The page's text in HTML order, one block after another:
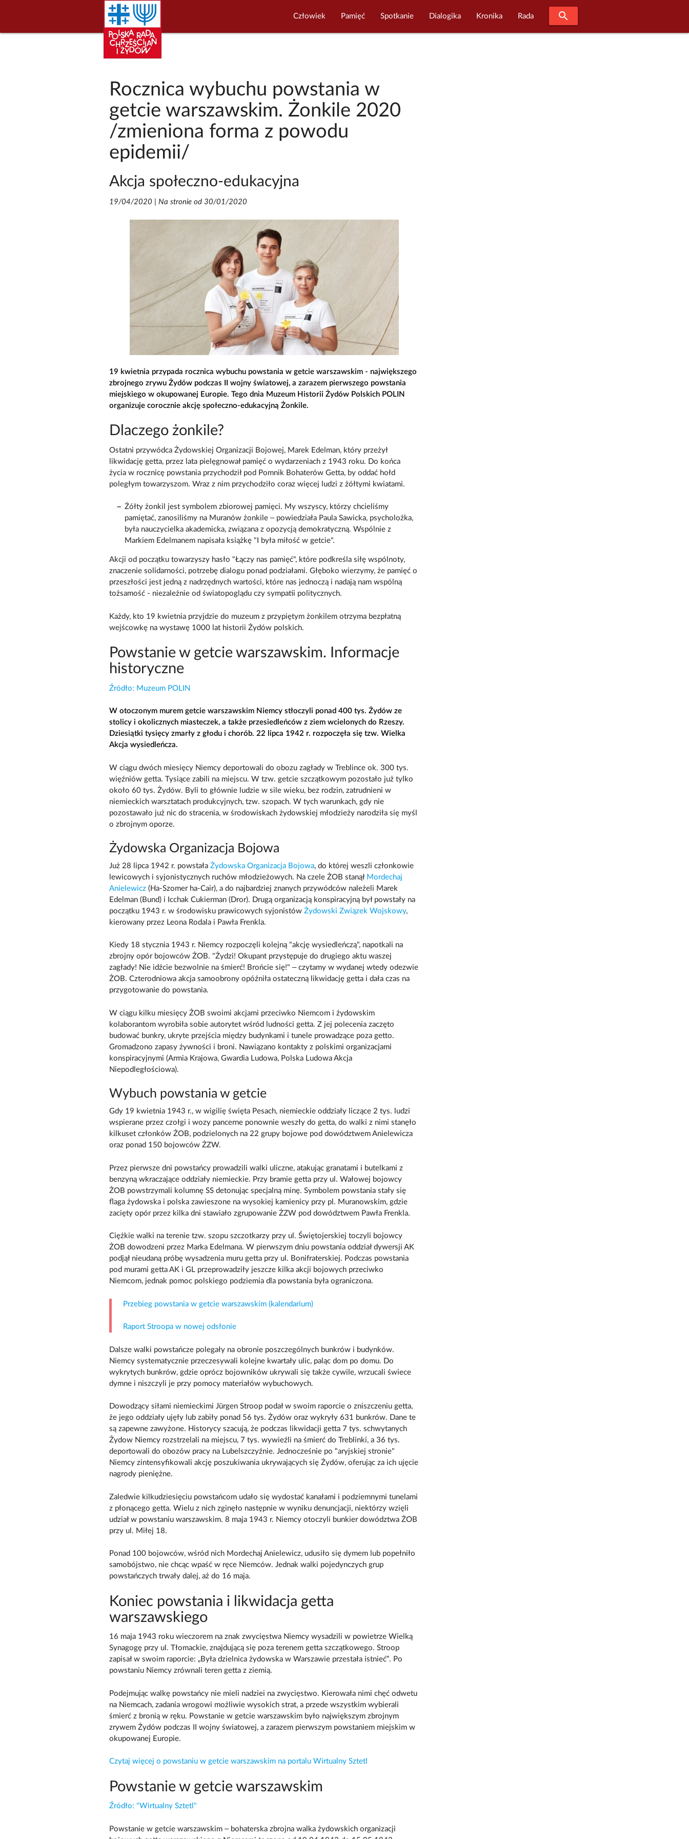
Człowiek Pamięć Spotkanie Dialogika Kronika Rada search
Rocznica wybuchu powstania w
getcie warszawskim. Żonkile 2020
/zmieniona forma z powodu
epidemii/
Akcja społeczno-edukacyjna
19/04/2020| Na stronie od 30/01/2020
19 kwietnia przypada rocznica wybuchu powstania w getcie warszawskim - największego
zbrojnego zrywu Żydów podczas II wojny światowej, a zarazem pierwszego powstania
miejskiego w okupowanej Europie. Tego dnia Muzeum Historii Żydów Polskich POLIN
organizuje corocznie akcję społeczno-edukacyjną Żonkile.
Dlaczego żonkile?
Ostatni przywódca Żydowskiej Organizacji Bojowej, Marek Edelman, który przeżył
likwidację getta, przez lata pielęgnował pamięć o wydarzeniach z 1943 roku. Do końca
życia w rocznicę powstania przychodził pod Pomnik Bohaterów Getta, by oddać hołd
poległym towarzyszom. Wraz z nim przychodziło coraz więcej ludzi z żółtymi kwiatami.
Żółty żonkil jest symbolem zbiorowej pamięci. My wszyscy, którzy chcieliśmy
pamiętać, zanosiliśmy na Muranów żonkile – powiedziała Paula Sawicka, psycholożka,
była nauczycielka akademicka, związana z opozycją demokratyczną. Wspólnie z
Markiem Edelmanem napisała książkę "I była miłość w getcie".
Akcji od początku towarzyszy hasło "Łączy nas pamięć", które podkreśla siłę wspólnoty,
znaczenie solidarności, potrzebę dialogu ponad podziałami. Głęboko wierzymy, że pamięć o
przeszłości jest jedną z nadrzędnych wartości, które nas jednoczą i nadają nam wspólną
tożsamość - niezależnie od światopoglądu czy sympatii politycznych.
Każdy, kto 19 kwietnia przyjdzie do muzeum z przypiętym żonkilem otrzyma bezpłatną
wejścowkę na wystawę 1000 lat historii Żydów polskich.
Powstanie w getcie warszawskim. Informacje
historyczne
Źródło: Muzeum POLIN
W otoczonym murem getcie warszawskim Niemcy stłoczyli ponad 400 tys. Żydów ze
stolicy i okolicznych miasteczek, a także przesiedleńców z ziem wcielonych do Rzeszy.
Dziesiątki tysięcy zmarły z głodu i chorób. 22 lipca 1942 r. rozpoczęła się tzw. Wielka
Akcja wysiedleńcza.
W ciągu dwóch miesięcy Niemcy deportowali do obozu zagłady w Treblince ok. 300 tys.
więźniów getta. Tysiące zabili na miejscu. W tzw. getcie szczątkowym pozostało już tylko
około 60 tys. Żydów. Byli to głównie ludzie w sile wieku, bez rodzin, zatrudnieni w
niemieckich warsztatach produkcyjnych, tzw. szopach. W tych warunkach, gdy nie
pozostawało już nic do stracenia, w środowiskach żydowskiej młodzieży narodziła się myśl
o zbrojnym oporze.
Żydowska Organizacja Bojowa
Już 28 lipca 1942 r. powstała Żydowska Organizacja Bojowa, do której weszli członkowie
lewicowych i syjonistycznych ruchów młodzieżowych. Na czele ŻOB stanął Mordechaj
Anielewicz(Ha-Szomer ha-Cair), a do najbardziej znanych przywódców należeli Marek
Edelman (Bund) i Icchak Cukierman (Dror). Drugą organizacją konspiracyjną był powstały na
początku 1943 r. w środowisku prawicowych syjonistów Żydowski Związek Wojskowy,
kierowany przez Leona Rodala i Pawła Frenkla.
Kiedy 18 stycznia 1943 r. Niemcy rozpoczęli kolejną "akcję wysiedleńczą", napotkali na
zbrojny opór bojowców ŻOB. "Żydzi! Okupant przystępuje do drugiego aktu waszej
zagłady! Nie idźcie bezwolnie na śmierć! Brońcie się!" – czytamy w wydanej wtedy odezwie
ŻOB. Czterodniowa akcja samoobrony opóźniła ostateczną likwidację getta i dała czas na
przygotowanie do powstania.
W ciągu kilku miesięcy ŻOB swoimi akcjami przeciwko Niemcom i żydowskim
kolaborantom wyrobiła sobie autorytet wśród ludności getta. Z jej polecenia zaczęto
budować bunkry, ukryte przejścia między budynkami i tunele prowadzące poza getto.
Gromadzono zapasy żywności i broni. Nawiązano kontakty z polskimi organizacjami
konspiracyjnymi (Armia Krajowa, Gwardia Ludowa, Polska Ludowa Akcja
Niepodległościowa).
Wybuch powstania w getcie
Gdy 19 kwietnia 1943 r., w wigilię święta Pesach, niemieckie oddziały liczące 2 tys. ludzi
wspierane przez czołgi i wozy pancerne ponownie weszły do getta, do walki z nimi stanęło
kilkuset członków ŻOB, podzielonych na 22 grupy bojowe pod dowództwem Anielewicza
oraz ponad 150 bojowców ŻZW.
Przez pierwsze dni powstańcy prowadzili walki uliczne, atakując granatami i butelkami z
benzyną wkraczające oddziały niemieckie. Przy bramie getta przy ul. Wałowej bojowcy
ŻOB powstrzymali kolumnę SS detonując specjalną minę. Symbolem powstania stały się
flaga żydowska i polska zawieszone na wysokiej kamienicy przy pl. Muranowskim, gdzie
zacięty opór przez kilka dni stawiało zgrupowanie ŻZW pod dowództwem Pawła Frenkla.
Ciężkie walki na terenie tzw. szopu szczotkarzy przy ul. Świętojerskiej toczyli bojowcy
ŻOB dowodzeni przez Marka Edelmana. W pierwszym dniu powstania oddział dywersji AK
podjął nieudaną próbę wysadzenia muru getta przy ul. Bonifraterskiej. Podczas powstania
pod murami getta AK i GL przeprowadziły jeszcze kilka akcji bojowych przeciwko
Niemcom, jednak pomoc polskiego podziemia dla powstania była ograniczona.
Przebieg powstania w getcie warszawskim (kalendarium)
Raport Stroopa w nowej odsłonie
Dalsze walki powstańcze polegały na obronie poszczególnych bunkrów i budynków.
Niemcy systematycznie przeczesywali kolejne kwartały ulic, paląc dom po domu. Do
wykrytych bunkrów, gdzie oprócz bojowników ukrywali się także cywile, wrzucali świece
dymne i niszczyli je przy pomocy materiałów wybuchowych.
Dowodzący siłami niemieckimi Jürgen Stroop podał w swoim raporcie o zniszczeniu getta,
że jego oddziały ujęły lub zabiły ponad 56 tys. Żydów oraz wykryły 631 bunkrów. Dane te
są zapewne zawyżone. Historycy szacują, że podczas likwidacji getta 7 tys. schwytanych
Żydow Niemcy rozstrzelali na miejscu, 7 tys. wywieźli na śmierć do Treblinki, a 36 tys.
deportowali do obozów pracy na Lubelszczyźnie. Jednocześnie po "aryjskiej stronie"
Niemcy zintensyfikowali akcję poszukiwania ukrywających się Żydów, oferując za ich ujęcie
nagrody pieniężne.
Zaledwie kilkudziesięciu powstańcom udało się wydostać kanałami i podziemnymi tunelami
z płonącego getta. Wielu z nich zginęło następnie w wyniku denuncjacji, niektórzy wzięli
udział w powstaniu warszawskim. 8 maja 1943 r. Niemcy otoczyli bunkier dowództwa ŻOB
przy ul. Miłej 18.
Ponad 100 bojowców, wśród nich Mordechaj Anielewicz, udusiło się dymem lub popełniło
samobójstwo, nie chcąc wpaść w ręce Niemców. Jednak walki pojedynczych grup
powstańczych trwały dalej, aż do 16 maja.
Koniec powstania i likwidacja getta
warszawskiego
16 maja 1943 roku wieczorem na znak zwycięstwa Niemcy wysadzili w powietrze Wielką
Synagogę przy ul. Tłomackie, znajdującą się poza terenem getta szczątkowego. Stroop
zapisał w swoim raporcie: „Była dzielnica żydowska w Warszawie przestała istnieć”. Po
powstaniu Niemcy zrównali teren getta z ziemią.
Podejmując walkę powstańcy nie mieli nadziei na zwycięstwo. Kierowała nimi chęć odwetu
na Niemcach, zadania wrogowi możliwie wysokich strat, a przede wszystkim wybierali
śmierć z bronią w ręku. Powstanie w getcie warszawskim było największym zbrojnym
zrywem Żydów podczas II wojny światowej, a zarazem pierwszym powstaniem miejskim w
okupowanej Europie.
Czytaj więcej o powstaniu w getcie warszawskim na portalu Wirtualny Sztetl
Powstanie w getcie warszawskim
Źródło: "Wirtualny Sztetl"
Powstanie w getcie warszawskim – bohaterska zbrojna walka żydowskich organizacji